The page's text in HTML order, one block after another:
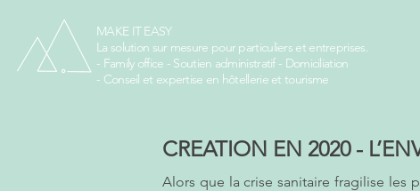
MAKE IT EASY
La solution sur mesure pour particuliers et entreprises.
- Family office - Soutien administratif - Domiciliation
- Conseil et expertise en hôtellerie et tourisme
CREATION EN 2020 -
Alors que la crise sanitaire fragilise les